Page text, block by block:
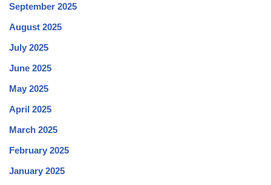
September 2025
August 2025
July 2025
June 2025
May 2025
April 2025
March 2025
February 2025
January 2025